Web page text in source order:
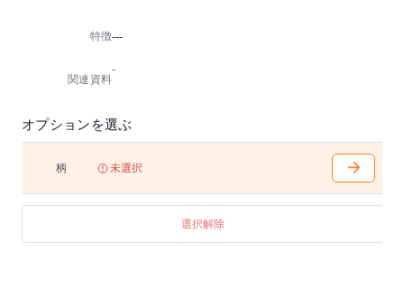
特徴---
関連資料
-
オプションを選ぶ
柄 未選択
選択解除